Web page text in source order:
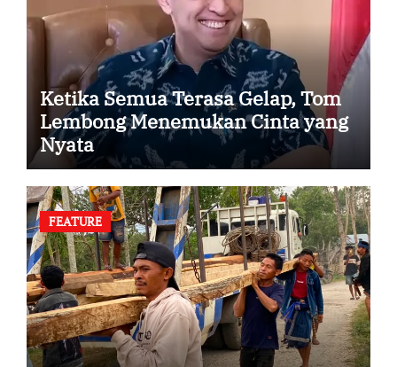
Ketika Semua Terasa Gelap, Tom
Lembong Menemukan Cinta yang
Nyata
FEATURE